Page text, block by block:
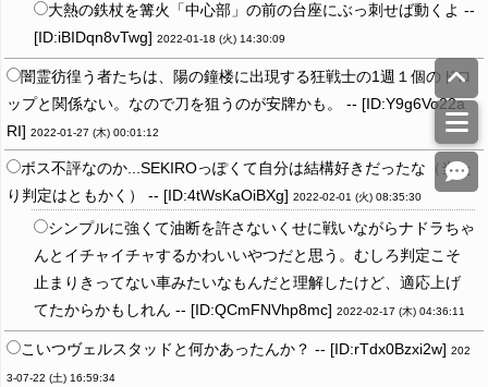
大熱の鉄杖を篝火「中心部」の前の台座にぶっ刺せば動くよ --
[ID:iBIDqn8vTwg] 2022-01-18 (火) 14:30:09
闇霊彷徨う者たちは、陽の鐘楼に出現する狂戦士の1週１個のドロ
ップと関係ない。なので刀を狙うのが安牌かも。 -- [ID:Y9g6Vo22a
RI] 2022-01-27 (木) 00:01:12
ボス不評なのか...SEKIROっぽくて自分は結構好きだったな（当た
り判定はともかく） -- [ID:4tWsKaOiBXg] 2022-02-01 (火) 08:35:30
シンプルに強くて油断を許さないくせに戦いながらナドラちゃ
んとイチャイチャするかわいいやつだと思う。むしろ判定こそ
止まりきってない車みたいなもんだと理解したけど、適応上げ
てたからかもしれん -- [ID:QCmFNVhp8mc] 2022-02-17 (木) 04:36:11
こいつヴェルスタッドと何かあったんか？ -- [ID:rTdx0Bzxi2w] 202
3-07-22 (土) 16:59:34